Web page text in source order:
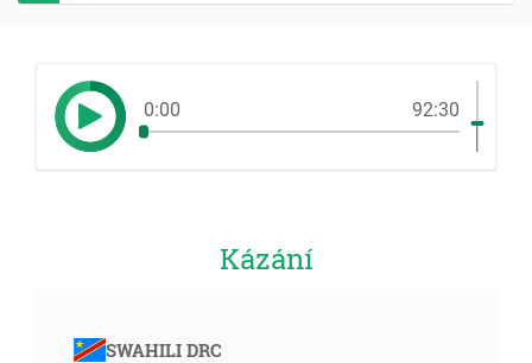
0:00 92:30
Kázání
SWAHILI DRC